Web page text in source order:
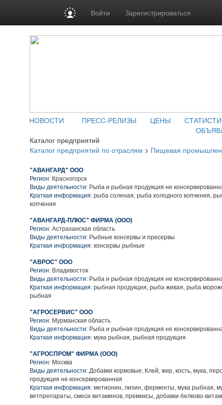
Войти Зарегистрироваться
НОВОСТИ ПРЕСС-РЕЛИЗЫ ЦЕНЫ
Каталог предприятий
Каталог предприятий по отраслям > Пищевая
"АВАНГАРД" ООО
Регион: Красногорск
Виды деятельности: Рыба и рыбная продукция не
Краткая информация: рыба соленая, рыба холодного копчения,
копчения
"АВАНГАРД-ПЛЮС" ФИРМА (ООО)
Регион: Астраханская область
Виды деятельности: Рыбные консервы и пресервы
Краткая информация: консервы рыбные
"АВРОС" ООО
Регион: Владивосток
Виды деятельности: Рыба и рыбная продукция не
Краткая информация: рыбная продукция, рыба живая, рыба
рыбная
"АГРОСЕРВИС" ООО
Регион: Мурманская область
Виды деятельности: Рыба и рыбная продукция не
Краткая информация: мука рыбная, рыбная продукция
"АГРОСПРОМ" ФИРМА (ООО)
Регион: Москва
Виды деятельности: Добавки кормовые, Клей, жир, кость, мука,
продукция не консервированная
Краткая информация: метионин, лизин, ферменты, мука рыбная,
ветпрепараты, смеси витаминов, премиксы, добавки белково-